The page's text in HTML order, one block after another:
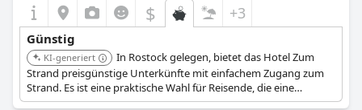
$ +3
Günstig
KI-generiert
In Rostock gelegen, bietet das Hotel Zum
Strand preisgünstige Unterkünfte mit einfachem Zugang zum
Strand. Es ist eine praktische Wahl für Reisende, die eine
erschwingliche Unterkunft in der Nähe der Ostsee suchen.